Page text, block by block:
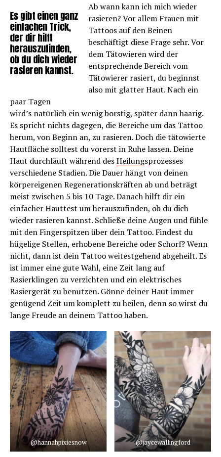
Es gibt einen ganz
einfachen Trick,
der dir hilft
herauszufinden,
ob du dich wieder
rasieren kannst.
Ab wann kann ich mich wieder
rasieren? Vor allem Frauen mit
Tattoos auf den Beinen
beschäftigt diese Frage sehr. Vor
dem Tätowieren wird der
entsprechende Bereich vom
Tätowierer rasiert, du beginnst
also mit glatter Haut. Nach ein
paar Tagen
wird’s natürlich ein wenig borstig, später dann haarig.
Es spricht nichts dagegen, die Bereiche um das Tattoo
herum, von Beginn an, zu rasieren. Doch die tätowierte
Hautfläche solltest du vorerst in Ruhe lassen. Deine
Haut durchläuft während desHeilungsprozesses
verschiedene Stadien. Die Dauer hängt von deinen
körpereigenen Regenerationskräften ab und beträgt
meist zwischen 5 bis 10 Tage. Danach hilft dir ein
einfacher Hauttest um herauszufinden, ob du dich
wieder rasieren kannst. Schließe deine Augen und fühle
mit den Fingerspitzen über dein Tattoo. Findest du
hügelige Stellen, erhobene Bereiche oder Schorf? Wenn
nicht, dann ist dein Tattoo weitestgehend abgeheilt. Es
ist immer eine gute Wahl, eine Zeit lang auf
Rasierklingen zu verzichten und ein elektrisches
Rasiergerät zu benutzen. Gönne deiner Haut immer
genügend Zeit um komplett zu heilen, denn so wirst du
lange Freude an deinem Tattoo haben.
@hannahpixiesnow @jaycewallingford